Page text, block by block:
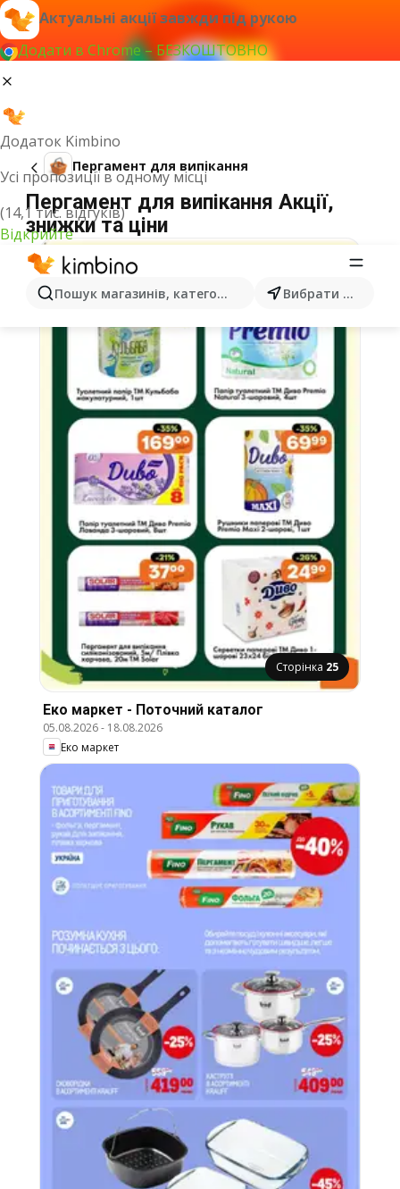
Актуальні акції завжди під рукою
Додати в Chrome – БЕЗКОШТОВНО
Додаток Kimbino
Усі пропозиції в одному місці
(14,1 тис. відгуків)
Відкрийте
Пошук магазинів, категорій, товарів... Вибрати місто
Пергамент для випікання
Пергамент для випікання Акції,
знижки та ціни
Сторінка 25
Еко маркет - Поточний каталог
05.08.2026- 18.08.2026
Еко маркет